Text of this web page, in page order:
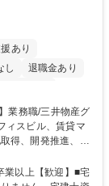
あり
し
退職金あり
得、開発推進、賃
て事務業務を担当
業以上【歓迎】■宅